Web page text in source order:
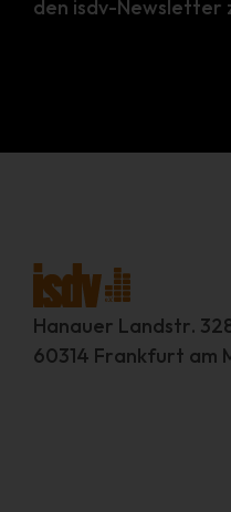
den isdv-Newsletter
Hanauer Landstr.
60314 Frankfurt am